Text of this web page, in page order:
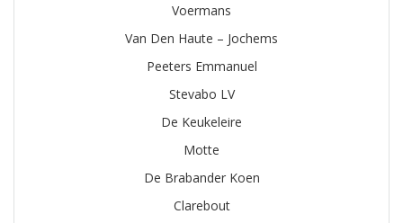
Voermans
Van Den Haute – Jochems
Peeters Emmanuel
Stevabo LV
De Keukeleire
Motte
De Brabander Koen
Clarebout